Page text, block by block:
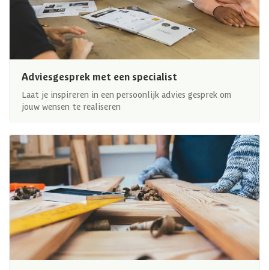
Adviesgesprek met een specialist
Laat je inspireren in een persoonlijk advies gesprek om
jouw wensen te realiseren